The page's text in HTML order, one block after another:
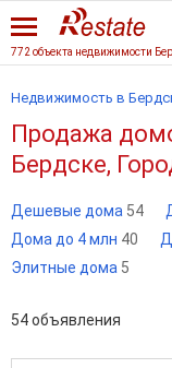
772 объекта недвижимости
Недвижимость в
Продажа
Бердске,
Дешевые дома 54
Дома до 4 млн 40
Элитные дома 5
54объявления